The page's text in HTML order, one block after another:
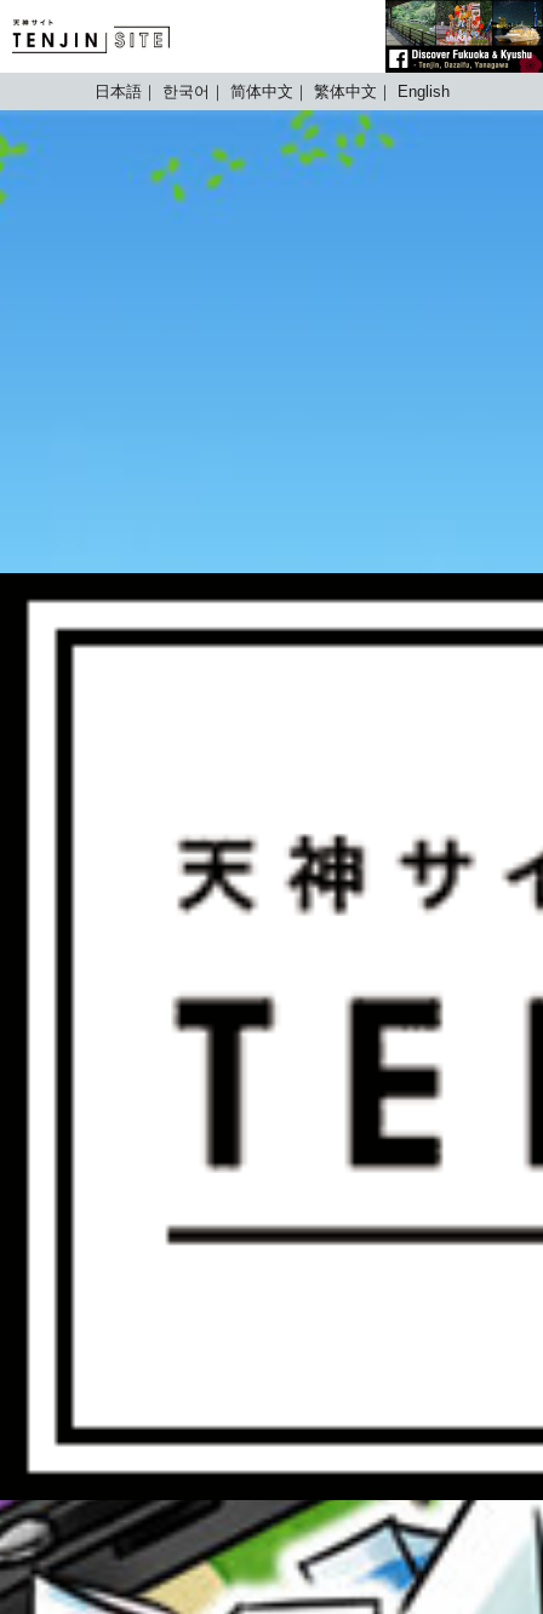
TENJIN SITE
日本語 한국어 简体中文 繁体中文 English